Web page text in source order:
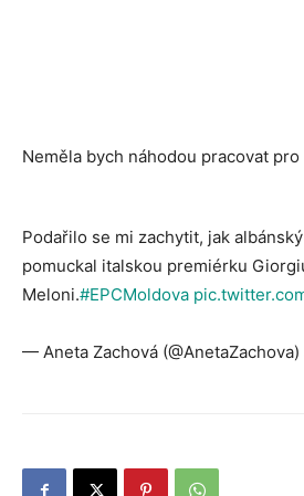
Neměla bych náhodou pracovat pro
Podařilo se mi zachytit, jak
pomuckal italskou premiérku
Meloni.#EPCMoldova
— Aneta Zachová (@AnetaZachova)